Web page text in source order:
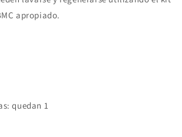
apropiado.
quedan 1